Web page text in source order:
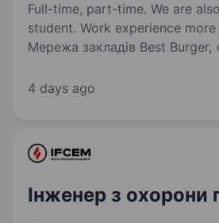
Full-time, part-time. We are
student. Work experience more
Мережа закладів Best Burger,
який допоможе нам
4 days ago
Інженер з охорони